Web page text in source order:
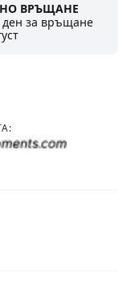
ВРЪЩАНЕ
ден за връщане